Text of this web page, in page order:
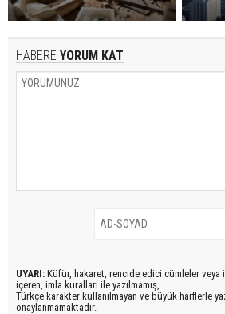
HABERE YORUM KAT
UYARI: Küfür, hakaret, rencide edici cümleler veya
içeren, imla kuralları ile yazılmamış,
Türkçe karakter kullanılmayan ve büyük harflerle
onaylanmamaktadır.